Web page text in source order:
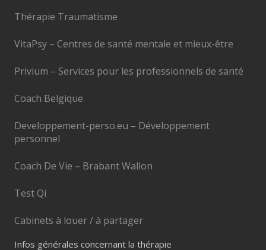
Thérapie Traumatisme
VitaPsy – Centres de santé mentale et mieux-être
Privium – Services pour les professionnels de santé
Coach Belgique
Developpement-perso.eu – Développement
personnel
Coach De Vie – Brabant Wallon
Test Qi
Cabinets à louer / à partager
Infos générales concernant la thérapie